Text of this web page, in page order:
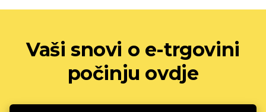
Vaši snovi o e-trgovini
počinju ovdje